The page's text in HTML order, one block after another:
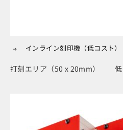
インライン刻印機（低コスト
打刻エリア（50 x 20mm） 低